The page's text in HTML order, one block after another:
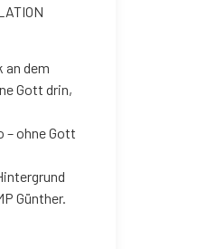
an dem
Gott drin,
– ohne Gott
Günther.